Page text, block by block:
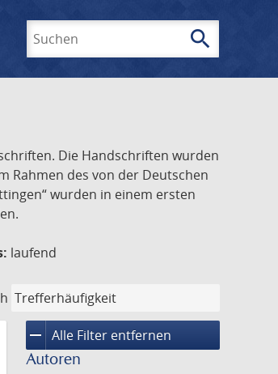
search
Die Handschriften wurden
Rahmen des von der Deutschen
wurden in einem ersten
laufend
remove Alle Filter entfernen
Autoren